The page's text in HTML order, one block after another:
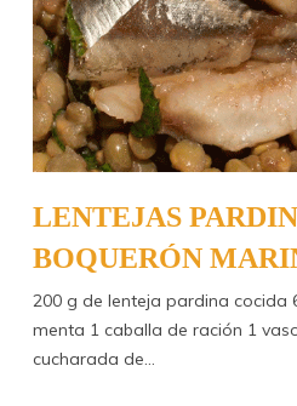
LENTEJAS
BOQUERÓN
200 g de lenteja pardina cocida
menta 1 caballa de ración 1
cucharada de…